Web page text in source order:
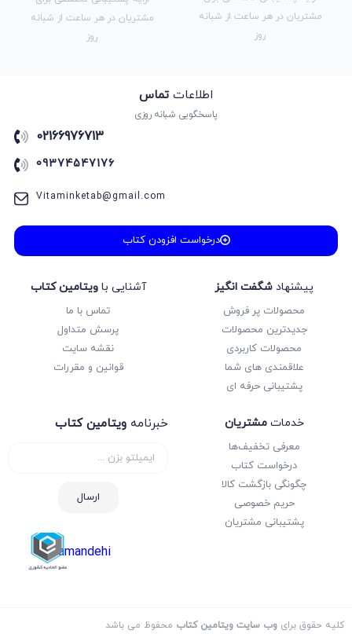
مشتریان در هر ساعت از شبانه
روز
مشتریان در هر ساعت از شبانه
روز
پیشنهاد شگفت انگیز
محصولات پر فروش
جدیدترین محصولات
محصولات کاربردی
علاقمندی های شما
پشتیبانی حرفه ای
آشنایی باویتامین کتاب
تماس با ما
پرسش متداول
نقشه سایت
قوانین و مقررات
خدماتمشتریان
معرفی تخفیف‌ها
درخواست کتاب
چگونگی بازگشت کالا
حریم خصوصی
پشتیبانی مشتریان
اطلاعات تماس
پاسخگویی شبانه روزی
02166976713
09374547176
Vitaminketab@gmail.com
درخواست افزودن کتاب
خبرنامه ویتامین کتاب
ارسال
samandehi
کلیه حقوق برای وب سایت ویتامین کتاب محفوظ می باشد